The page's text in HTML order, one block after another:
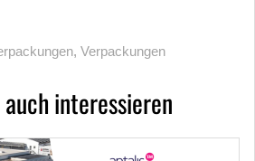
, Verpackungen
interessieren